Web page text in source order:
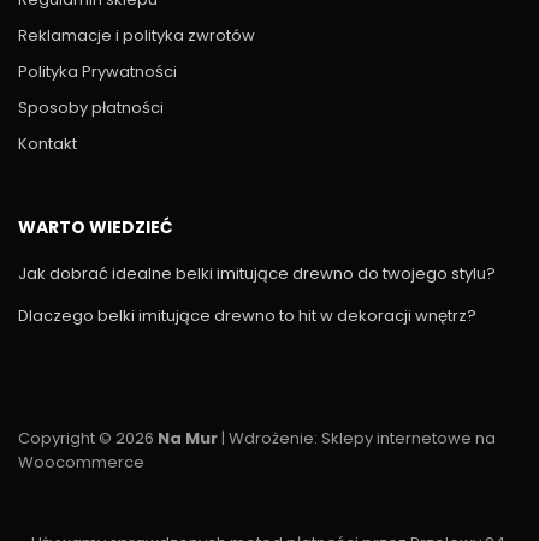
Reklamacje i polityka zwrotów
Polityka Prywatności
Sposoby płatności
Kontakt
WARTO WIEDZIEĆ
Jak dobrać idealne belki imitujące drewno do twojego stylu?
Dlaczego belki imitujące drewno to hit w dekoracji wnętrz?
Copyright © 2026 Na Mur| Wdrożenie: Sklepy internetowe na
Woocommerce